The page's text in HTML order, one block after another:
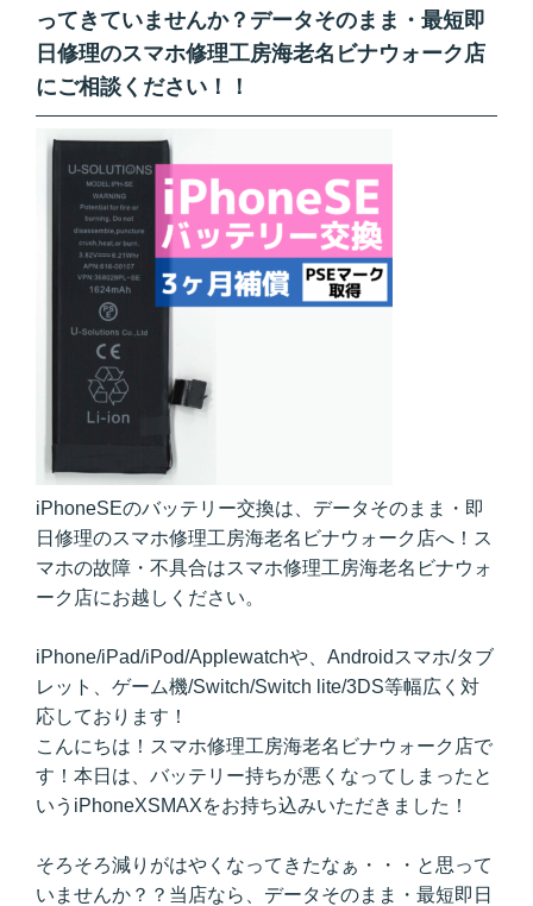
ってきていませんか？データそのまま・最短即
日修理のスマホ修理工房海老名ビナウォーク店
にご相談ください！！
iPhoneSEのバッテリー交換は、データそのまま・即
日修理のスマホ修理工房海老名ビナウォーク店へ！ス
マホの故障・不具合はスマホ修理工房海老名ビナウォ
ーク店にお越しください。
iPhone/iPad/iPod/Applewatchや、Androidスマホ/タブ
レット、ゲーム機/Switch/Switch lite/3DS等幅広く対
応しております！
こんにちは！スマホ修理工房海老名ビナウォーク店で
す！本日は、バッテリー持ちが悪くなってしまったと
いうiPhoneXSMAXをお持ち込みいただきました！
そろそろ減りがはやくなってきたなぁ・・・と思って
いませんか？？当店なら、データそのまま・最短即日